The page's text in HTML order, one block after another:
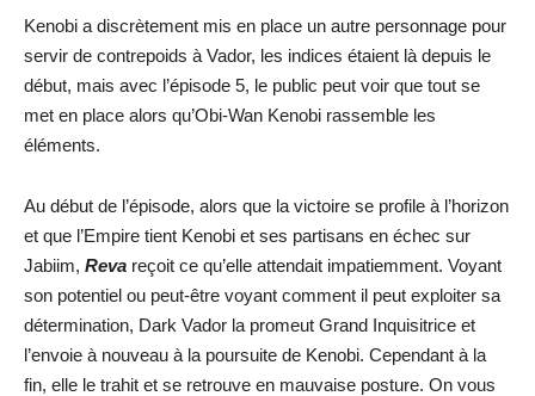
Kenobi a discrètement mis en place un autre personnage pour
servir de contrepoids à Vador, les indices étaient là depuis le
début, mais avec l’épisode 5, le public peut voir que tout se
met en place alors qu’Obi-Wan Kenobi rassemble les
éléments.
Au début de l’épisode, alors que la victoire se profile à l’horizon
et que l’Empire tient Kenobi et ses partisans en échec sur
Jabiim, Reva reçoit ce qu’elle attendait impatiemment. Voyant
son potentiel ou peut-être voyant comment il peut exploiter sa
détermination, Dark Vador la promeut Grand Inquisitrice et
l’envoie à nouveau à la poursuite de Kenobi. Cependant à la
fin, elle le trahit et se retrouve en mauvaise posture. On vous